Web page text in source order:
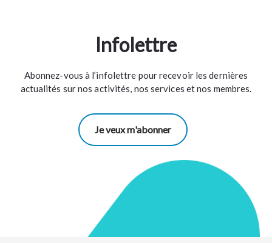
Infolettre
Abonnez-vous à l’infolettre pour recevoir les dernières
actualités sur nos activités, nos services et nos membres.
Je veux m'abonner